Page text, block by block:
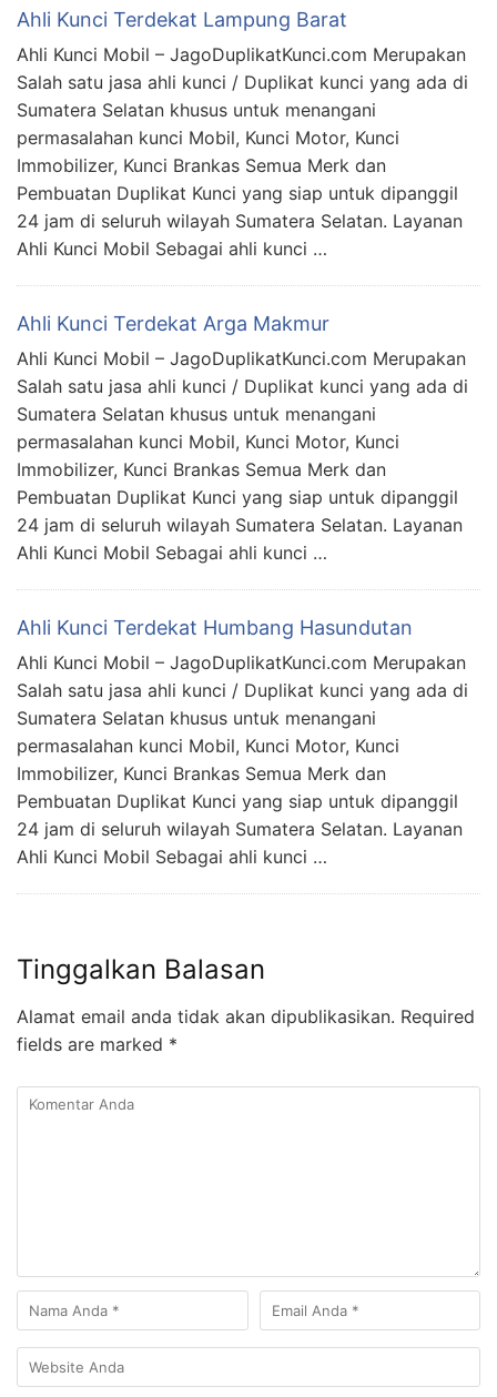
Ahli Kunci Terdekat Lampung Barat
Ahli Kunci Mobil – JagoDuplikatKunci.com Merupakan
Salah satu jasa ahli kunci / Duplikat kunci yang ada di
Sumatera Selatan khusus untuk menangani
permasalahan kunci Mobil, Kunci Motor, Kunci
Immobilizer, Kunci Brankas Semua Merk dan
Pembuatan Duplikat Kunci yang siap untuk dipanggil
24 jam di seluruh wilayah Sumatera Selatan. Layanan
Ahli Kunci Mobil Sebagai ahli kunci …
Ahli Kunci Terdekat Arga Makmur
Ahli Kunci Mobil – JagoDuplikatKunci.com Merupakan
Salah satu jasa ahli kunci / Duplikat kunci yang ada di
Sumatera Selatan khusus untuk menangani
permasalahan kunci Mobil, Kunci Motor, Kunci
Immobilizer, Kunci Brankas Semua Merk dan
Pembuatan Duplikat Kunci yang siap untuk dipanggil
24 jam di seluruh wilayah Sumatera Selatan. Layanan
Ahli Kunci Mobil Sebagai ahli kunci …
Ahli Kunci Terdekat Humbang Hasundutan
Ahli Kunci Mobil – JagoDuplikatKunci.com Merupakan
Salah satu jasa ahli kunci / Duplikat kunci yang ada di
Sumatera Selatan khusus untuk menangani
permasalahan kunci Mobil, Kunci Motor, Kunci
Immobilizer, Kunci Brankas Semua Merk dan
Pembuatan Duplikat Kunci yang siap untuk dipanggil
24 jam di seluruh wilayah Sumatera Selatan. Layanan
Ahli Kunci Mobil Sebagai ahli kunci …
Tinggalkan Balasan
Alamat email anda tidak akan dipublikasikan. Required
fields are marked *